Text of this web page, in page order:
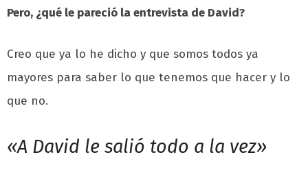
Pero, ¿qué le pareció la entrevista de David?
Creo que ya lo he dicho y que somos todos ya
mayores para saber lo que tenemos que hacer y lo
que no.
«A David le salió todo a la vez»